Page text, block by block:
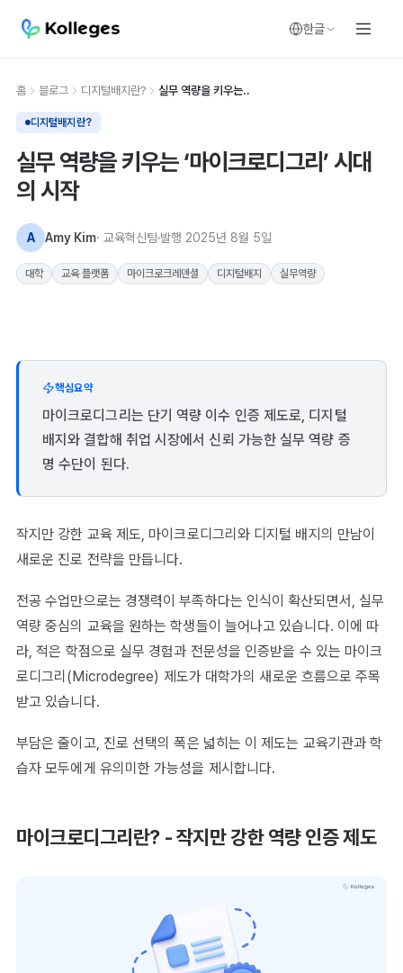
한글
홈 블로그 디지털배지란? 실무 역량을 키우는..
디지털배지란?
실무 역량을 키우는 ‘마이크로디그리’ 시대
의 시작
A Amy Kim· 교육혁신팀 발행 2025년 8월 5일
대학 교육 플랫폼 마이크로크레덴셜 디지털배지 실무역량
핵심요약
마이크로디그리는 단기 역량 이수 인증 제도로, 디지털
배지와 결합해 취업 시장에서 신뢰 가능한 실무 역량 증
명 수단이 된다.
작지만 강한 교육 제도, 마이크로디그리와 디지털 배지의 만남이
새로운 진로 전략을 만듭니다.
전공 수업만으로는 경쟁력이 부족하다는 인식이 확산되면서, 실무
역량 중심의 교육을 원하는 학생들이 늘어나고 있습니다. 이에 따
라, 적은 학점으로 실무 경험과 전문성을 인증받을 수 있는 마이크
로디그리(Microdegree) 제도가 대학가의 새로운 흐름으로 주목
받고 있습니다.
부담은 줄이고, 진로 선택의 폭은 넓히는 이 제도는 교육기관과 학
습자 모두에게 유의미한 가능성을 제시합니다.
마이크로디그리란? - 작지만 강한 역량 인증 제도